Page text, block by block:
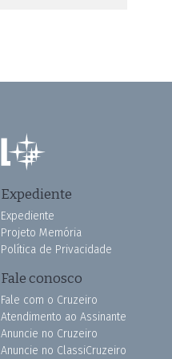
Expediente
Expediente
Projeto Memória
Política de Privacidade
Fale conosco
Fale com o Cruzeiro
Atendimento ao Assinante
Anuncie no Cruzeiro
Anuncie no ClassiCruzeiro